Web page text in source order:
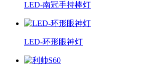
LED-南冠手持棒灯
LED-环形眼神灯